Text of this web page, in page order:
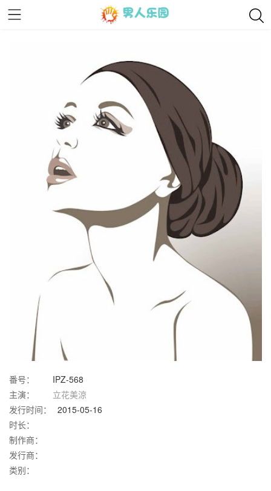
番号：
IPZ-568
主演：
立花美涼
发行时间：
2015-05-16
时长：
制作商：
发行商：
类别：